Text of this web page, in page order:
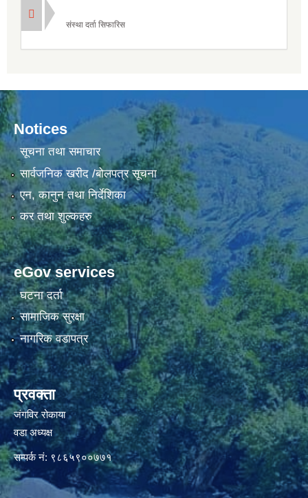
संस्था दर्ता सिफारिस
Notices
सूचना तथा समाचार
सार्वजनिक खरीद /बोलपत्र सूचना
एन, कानुन तथा निर्देशिका
कर तथा शुल्कहरु
eGov services
घटना दर्ता
सामाजिक सुरक्षा
नागरिक वडापत्र
प्रवक्ता
जंगविर रोकाया
वडा अध्यक्ष
सम्पर्क नं: ९८६५९००७७१